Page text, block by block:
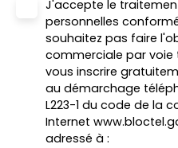
J'accepte le
personnelles
souhaitez pas faire
commerciale par voie
vous inscrire
au démarchage
L223-1 du code de la
Internet
adressé à :